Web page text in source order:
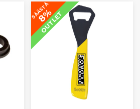
SÄÄSTÄ
8%
OUTLET